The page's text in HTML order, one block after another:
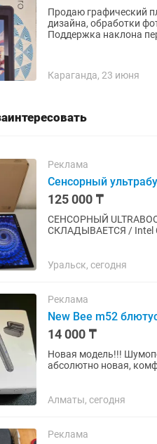
Продаю графический
дизайна, обработки фото и обучения. ✔️ Диагональ 11.6"
Поддержка наклона
Караганда, 23 июня
Реклама
Сенсорный
125 000 ₸
СЕНСОРНЫЙ
СКЛАДЫВАЕТСЯ / Intel
Уральск, сегодня
Реклама
New Bee m52
14 000 ₸
Новая модель!!!
абсолютно новая,
Алматы, сегодня
Реклама